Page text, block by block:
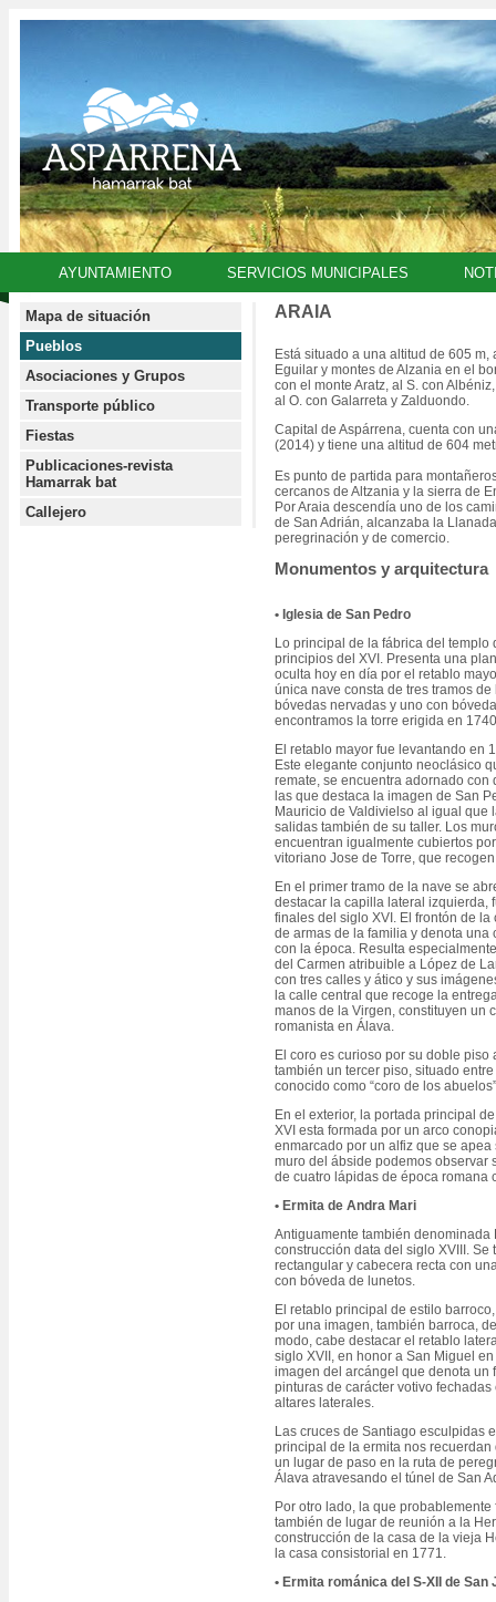
AYUNTAMIENTO SERVICIOS MUNICIPALES
Mapa de situación
Pueblos
Asociaciones y Grupos
Transporte público
Fiestas
Publicaciones-revista
Hamarrak bat
Callejero
ARAIA
Está situado a una altitud de 605
Eguilar y montes de Alzania en el
con el monte Aratz, al S. con
al O. con Galarreta y Zalduondo.
Capital de Aspárrena, cuenta con
(2014) y tiene una altitud de 604
Es punto de partida para
cercanos de Altzania y la sierra de
Por Araia descendía uno de los
de San Adrián, alcanzaba la
peregrinación y de comercio.
Monumentos y arquitectura
• Iglesia de San Pedro
Lo principal de la fábrica del templo
principios del XVI. Presenta una
oculta hoy en día por el retablo
única nave consta de tres tramos
bóvedas nervadas y uno con
encontramos la torre erigida en
El retablo mayor fue levantando en
Este elegante conjunto neoclásico
remate, se encuentra adornado
las que destaca la imagen de San
Mauricio de Valdivielso al igual que
salidas también de su taller. Los
encuentran igualmente cubiertos
vitoriano Jose de Torre, que
En el primer tramo de la nave se
destacar la capilla lateral izquierda,
finales del siglo XVI. El frontón de
de armas de la familia y denota
con la época. Resulta
del Carmen atribuible a López de
con tres calles y ático y sus
la calle central que recoge la
manos de la Virgen, constituyen un
romanista en Álava.
El coro es curioso por su doble
también un tercer piso, situado
conocido como “coro de los
En el exterior, la portada principal
XVI esta formada por un arco
enmarcado por un alfiz que se
muro del ábside podemos observar
de cuatro lápidas de época romana
• Ermita de Andra Mari
Antiguamente también denominada
construcción data del siglo XVIII.
rectangular y cabecera recta con
con bóveda de lunetos.
El retablo principal de estilo
por una imagen, también barroca,
modo, cabe destacar el retablo
siglo XVII, en honor a San Miguel
imagen del arcángel que denota un
pinturas de carácter votivo
altares laterales.
Las cruces de Santiago esculpidas
principal de la ermita nos
un lugar de paso en la ruta de
Álava atravesando el túnel de San
Por otro lado, la que
también de lugar de reunión a la
construcción de la casa de la vieja
la casa consistorial en 1771.
• Ermita románica del S-XII de San